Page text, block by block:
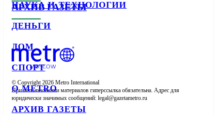
НАУКА И ТЕХНОЛОГИИ
ДЕНЬГИ
ДОМ
СПОРТ
О METRO
АРХИВ ГАЗЕТЫ
АРХИВ ГАЗЕТЫ
© Copyright 2026 Metro International
При использовании материалов гиперссылка обязательна. Адрес для
юридически значимых сообщений: